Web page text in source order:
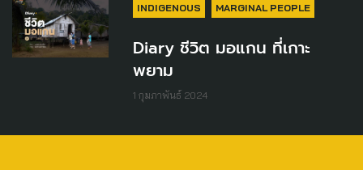
INDIGENOUS MARGINAL PEOPLE
Diary ชีวิต มอแกน ที่เกาะ
พยาม
1 กุมภาพันธ์ 2024